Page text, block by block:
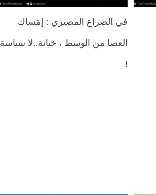
في الصراع المصيري : إمَساك
العصا من الوسط ، خيانة..لا سياسة
!